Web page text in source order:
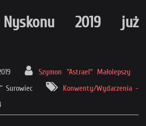
2019 już
Szymon "Astrael" Małolepszy
Surowiec
Konwenty/Wydarzenia -